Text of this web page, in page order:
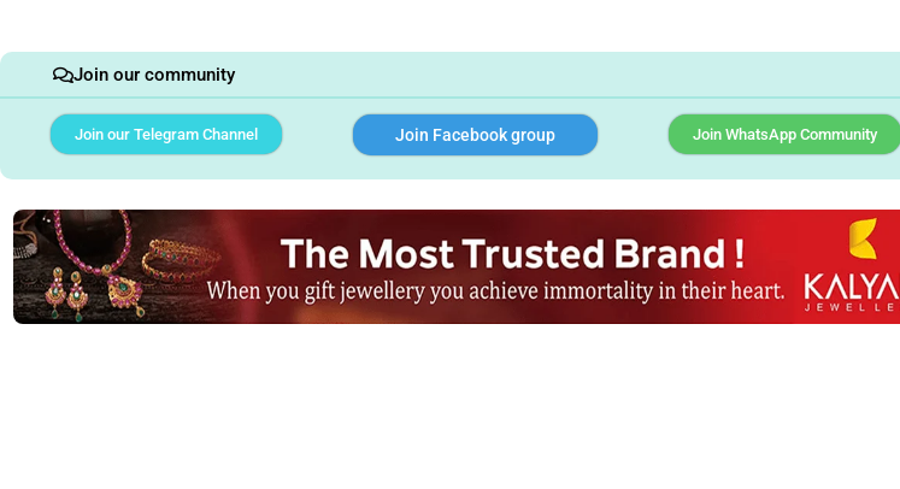
Join our community
Join our Telegram Channel Join Facebook group Join WhatsApp Community